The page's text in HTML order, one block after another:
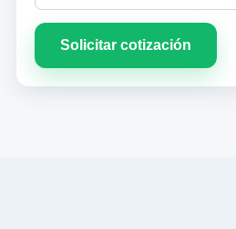
Solicitar cotización